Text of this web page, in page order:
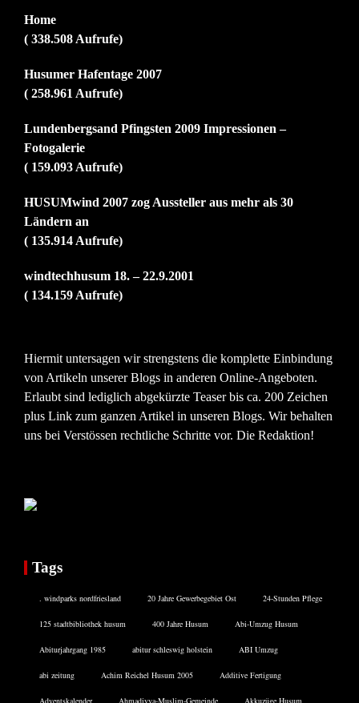
Home
( 338.508 Aufrufe)
Husumer Hafentage 2007
( 258.961 Aufrufe)
Lundenbergsand Pfingsten 2009 Impressionen –
Fotogalerie
( 159.093 Aufrufe)
HUSUMwind 2007 zog Aussteller aus mehr als 30
Ländern an
( 135.914 Aufrufe)
windtechhusum 18. – 22.9.2001
( 134.159 Aufrufe)
Hiermit untersagen wir strengstens die komplette Einbindung
von Artikeln unserer Blogs in anderen Online-Angeboten.
Erlaubt sind lediglich abgekürzte Teaser bis ca. 200 Zeichen
plus Link zum ganzen Artikel in unseren Blogs. Wir behalten
uns bei Verstössen rechtliche Schritte vor. Die Redaktion!
Tags
. windparks nordfriesland 20 Jahre Gewerbegebiet Ost 24-Stunden Pflege
125 stadtbibliothek husum 400 Jahre Husum Abi-Umzug Husum
Abiturjahrgang 1985 abitur schleswig holstein ABI Umzug
abi zeitung Achim Reichel Husum 2005 Additive Fertigung